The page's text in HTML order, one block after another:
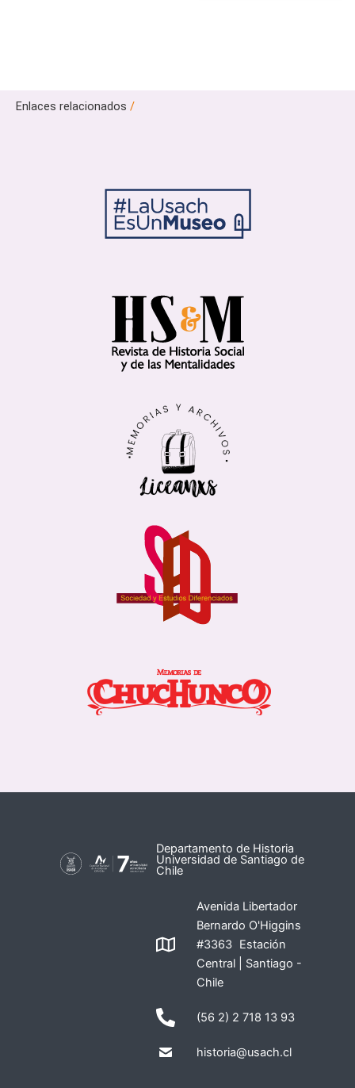
Enlaces relacionados /
Departamento de Historia
Universidad de Santiago de
Chile
Avenida Libertador
Bernardo O'Higgins
#3363 Estación
Central | Santiago -
Chile
(56 2) 2 718 13 93
historia@usach.cl